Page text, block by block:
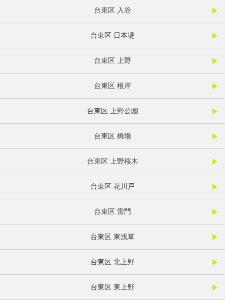
台東区 入谷
台東区 日本堤
台東区 上野
台東区 根岸
台東区 上野公園
台東区 橋場
台東区 上野桜木
台東区 花川戸
台東区 雷門
台東区 東浅草
台東区 北上野
台東区 東上野